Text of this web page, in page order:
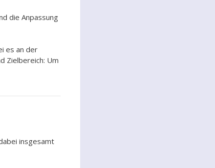
die Anpassung
es an der
Zielbereich: Um
insgesamt